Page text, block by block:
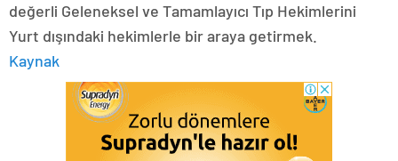
değerli Geleneksel ve Tamamlayıcı Tıp Hekimlerini
Yurt dışındaki hekimlerle bir araya getirmek.
Kaynak